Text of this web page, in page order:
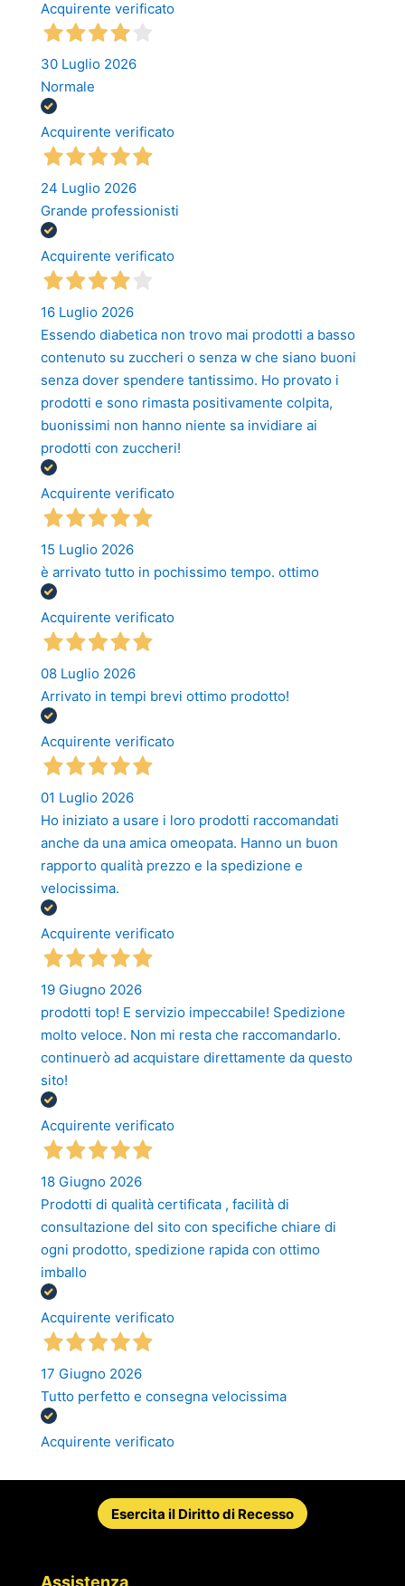
Acquirente verificato
30 Luglio 2026
Normale
Acquirente verificato
24 Luglio 2026
Grande professionisti
Acquirente verificato
16 Luglio 2026
Essendo diabetica non trovo mai prodotti a basso
contenuto su zuccheri o senza w che siano buoni
senza dover spendere tantissimo. Ho provato i
prodotti e sono rimasta positivamente colpita,
buonissimi non hanno niente sa invidiare ai
prodotti con zuccheri!
Acquirente verificato
15 Luglio 2026
è arrivato tutto in pochissimo tempo. ottimo
Acquirente verificato
08 Luglio 2026
Arrivato in tempi brevi ottimo prodotto!
Acquirente verificato
01 Luglio 2026
Ho iniziato a usare i loro prodotti raccomandati
anche da una amica omeopata. Hanno un buon
rapporto qualità prezzo e la spedizione e
velocissima.
Acquirente verificato
19 Giugno 2026
prodotti top! E servizio impeccabile! Spedizione
molto veloce. Non mi resta che raccomandarlo.
continuerò ad acquistare direttamente da questo
sito!
Acquirente verificato
18 Giugno 2026
Prodotti di qualità certificata , facilità di
consultazione del sito con specifiche chiare di
ogni prodotto, spedizione rapida con ottimo
imballo
Acquirente verificato
17 Giugno 2026
Tutto perfetto e consegna velocissima
Acquirente verificato
Esercita il Diritto di Recesso